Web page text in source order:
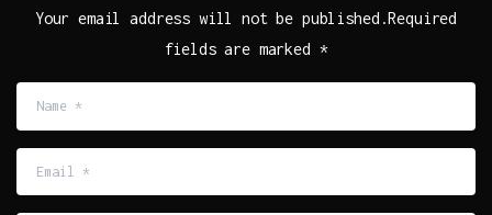
Your email address will not be published.Required
fields are marked *
*